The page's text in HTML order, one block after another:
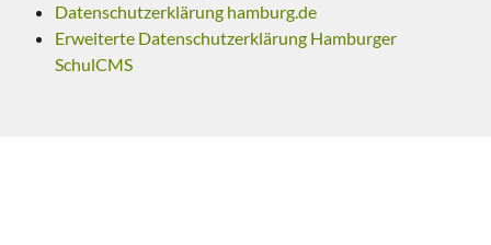
Datenschutzerklärung hamburg.de
Erweiterte Datenschutzerklärung Hamburger
SchulCMS